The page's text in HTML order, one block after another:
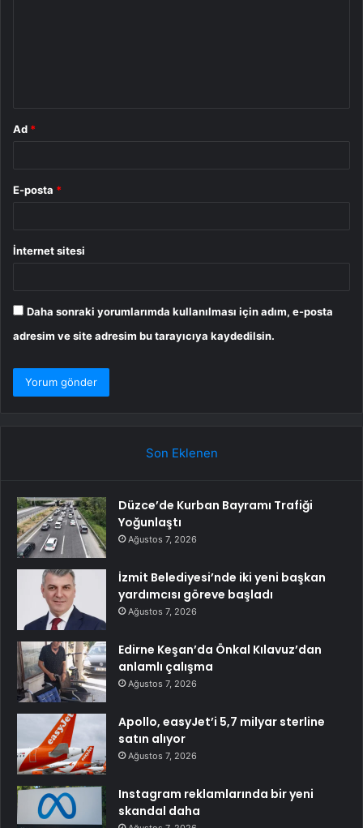
Ad *
E-posta *
İnternet sitesi
Daha sonraki yorumlarımda kullanılması için adım, e-posta
adresim ve site adresim bu tarayıcıya kaydedilsin.
Son Eklenen
Düzce’de Kurban Bayramı Trafiği
Yoğunlaştı
Ağustos 7, 2026
İzmit Belediyesi’nde iki yeni başkan
yardımcısı göreve başladı
Ağustos 7, 2026
Edirne Keşan’da Önkal Kılavuz’dan
anlamlı çalışma
Ağustos 7, 2026
Apollo, easyJet’i 5,7 milyar sterline
satın alıyor
Ağustos 7, 2026
Instagram reklamlarında bir yeni
skandal daha